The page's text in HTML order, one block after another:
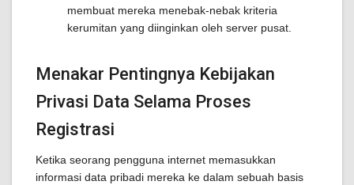
membuat mereka menebak-nebak kriteria
kerumitan yang diinginkan oleh server pusat.
Menakar Pentingnya Kebijakan
Privasi Data Selama Proses
Registrasi
Ketika seorang pengguna internet memasukkan
informasi data pribadi mereka ke dalam sebuah basis